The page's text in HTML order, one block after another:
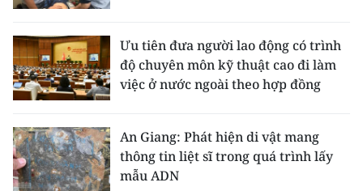
Ưu tiên đưa người lao động có trình
độ chuyên môn kỹ thuật cao đi làm
việc ở nước ngoài theo hợp đồng
An Giang: Phát hiện di vật mang
thông tin liệt sĩ trong quá trình lấy
mẫu ADN